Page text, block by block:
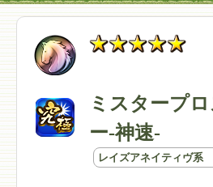
ミスタープ
ー-神速-
レイズアネイティヴ系